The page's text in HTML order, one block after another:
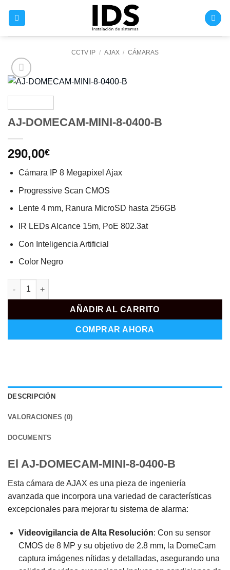
CCTV IP / AJAX / CÁMARAS
AJ-DOMECAM-MINI-8-0400-B
290,00€
Cámara IP 8 Megapixel Ajax
Progressive Scan CMOS
Lente 4 mm, Ranura MicroSD hasta 256GB
IR LEDs Alcance 15m, PoE 802.3at
Con Inteligencia Artificial
Color Negro
AJ-DOMECAM-MINI-8-0400-B cantidad
AÑADIR AL CARRITO
COMPRAR AHORA
DESCRIPCIÓN
VALORACIONES (0)
DOCUMENTS
El AJ-DOMECAM-MINI-8-0400-B
Esta cámara de AJAX es una pieza de ingeniería
avanzada que incorpora una variedad de características
excepcionales para mejorar tu sistema de alarma:
Videovigilancia de Alta Resolución: Con su sensor
CMOS de 8 MP y su objetivo de 2.8 mm, la DomeCam
captura imágenes nítidas y detalladas, asegurando una